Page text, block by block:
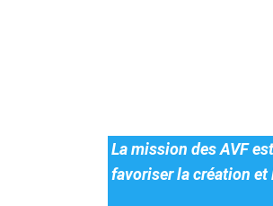
La mission des AVF
favoriser la création